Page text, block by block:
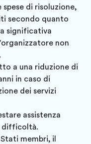
di risoluzione,
secondo quanto
significativa
non
a una riduzione di
in caso di
dei servizi
assistenza
difficoltà.
membri, il